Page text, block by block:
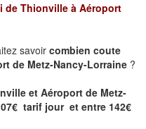
de Thionville à Aéroport
savoir combien coute
de Metz-Nancy-Lorraine ?
et Aéroport de Metz-
tarif jour et entre 142€